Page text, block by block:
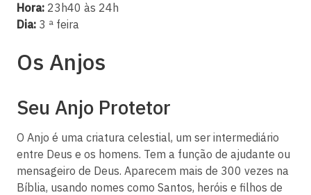
Hora: 23h40 às 24h
Dia: 3 ª feira
Os Anjos
Seu Anjo Protetor
O Anjo é uma criatura celestial, um ser intermediário
entre Deus e os homens. Tem a função de ajudante ou
mensageiro de Deus. Aparecem mais de 300 vezes na
Bíblia, usando nomes como Santos, heróis e filhos de